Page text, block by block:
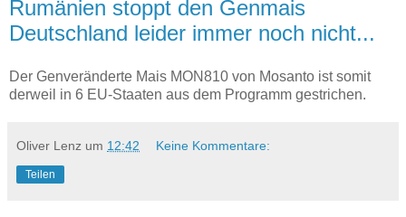
Rumänien stoppt den Genmais
Deutschland leider immer noch nicht...
Der Genveränderte Mais MON810 von Mosanto ist somit
derweil in 6 EU-Staaten aus dem Programm gestrichen.
Oliver Lenz um 12:42 Keine Kommentare:
Teilen